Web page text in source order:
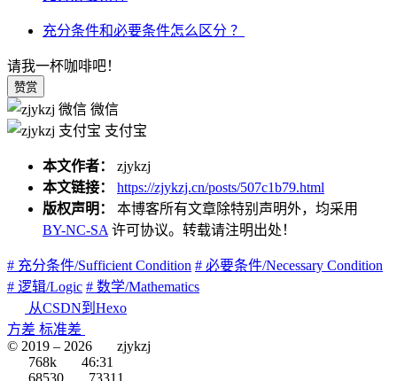
充分条件和必要条件怎么区分 ？
请我一杯咖啡吧！
赞赏
微信
支付宝
本文作者： zjykzj
本文链接：
https://zjykzj.cn/posts/507c1b79.html
版权声明： 本博客所有文章除特别声明外，均采用
BY-NC-SA 许可协议。转载请注明出处！
# 充分条件/Sufficient Condition # 必要条件/Necessary Condition
# 逻辑/Logic # 数学/Mathematics
从CSDN到Hexo
方差 标准差
© 2019 – 2026
zjykzj
768k
46:31